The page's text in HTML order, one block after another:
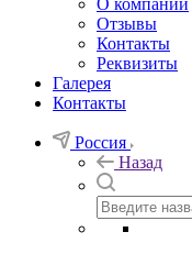
О компании
Отзывы
Контакты
Реквизиты
Галерея
Контакты
Россия
Назад